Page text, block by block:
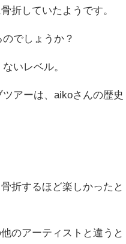
折していたようです。
でしょうか？
いレベル。
アーは、aikoさんの歴史
折するほど楽しかったと
のアーティストと違うと